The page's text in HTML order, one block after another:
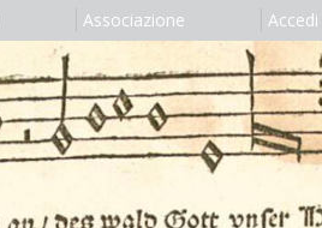
Associazione Accedi